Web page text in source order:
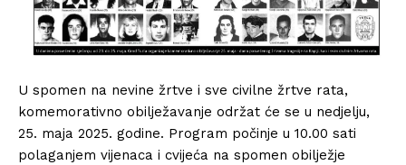
U spomen na nevine žrtve i sve civilne žrtve rata,
komemorativno obilježavanje održat će se u nedjelju,
25. maja 2025. godine. Program počinje u 10.00 sati
polaganjem vijenaca i cvijeća na spomen obilježje